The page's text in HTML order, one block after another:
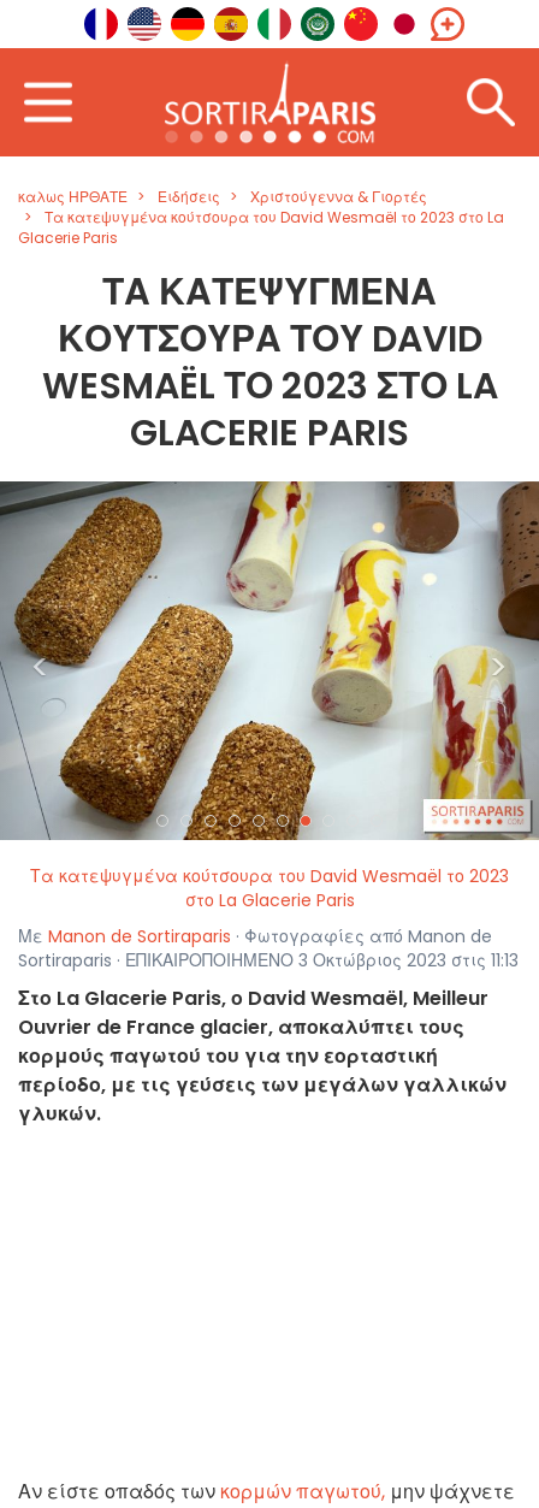
καλως ΗΡΘΑΤΕ Ειδήσεις
Χριστούγεννα & Γιορτές
Τα κατεψυγμένα κούτσουρα του David Wesmaël το 2023 στο La
Glacerie Paris
ΤΑ ΚΑΤΕΨΥΓΜΈΝΑ
ΚΟΎΤΣΟΥΡΑ ΤΟΥ DAVID
WESMAËL ΤΟ 2023 ΣΤΟ LA
GLACERIE PARIS
< >
Τα κατεψυγμένα κούτσουρα του David Wesmaël το 2023
στο La Glacerie Paris
Με Manon de Sortiraparis · Φωτογραφίες από Manon de
Sortiraparis · ΕΠΙΚΑΙΡΟΠΟΙΗΜΕΝΟ 3 Οκτώβριος 2023 στις 11:13
Στο La Glacerie Paris, ο David Wesmaël, Meilleur
Ouvrier de France glacier, αποκαλύπτει τους
κορμούς παγωτού του για την εορταστική
περίοδο, με τις γεύσεις των μεγάλων γαλλικών
γλυκών.
Αν είστε οπαδός των κορμών παγωτού, μην ψάχνετε